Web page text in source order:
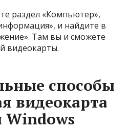
раздел «Компьютер»,
и найдите в
Там вы и сможете
видеокарты.
способы
видеокарта
Windows